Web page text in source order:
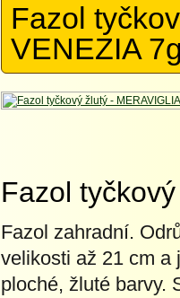
Fazol
VENEZIA
Fazol
Fazol zahradní.
velikosti až 21 cm a
ploché, žluté barvy.